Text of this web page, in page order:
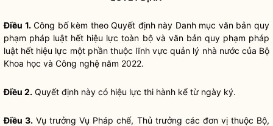
Điều 1.Công bố kèm theo Quyết định này Danh mục văn bảnquy
phạm pháp luật hết hiệu lực toàn bộ và văn bản quy phạm pháp
luật hết hiệu lực một phần thuộc lĩnh vựcquản lý nhà nước của Bộ
Khoa học và Công nghệ năm 2022.
Điều 2. Quyết định này có hiệu lực thi hành kể từ ngày ký.
Điều 3. Vụ trưởng Vụ Pháp chế, Thủ trưởng các đơn vị thuộc Bộ,